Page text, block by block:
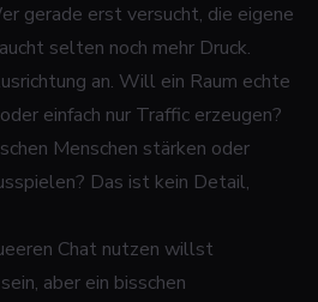
gerade erst versucht, die eigene
selten noch mehr Druck.
an. Will ein Raum echte
einfach nur Traffic erzeugen?
Menschen stärken oder
Das ist kein Detail,
Chat nutzen willst
aber ein bisschen